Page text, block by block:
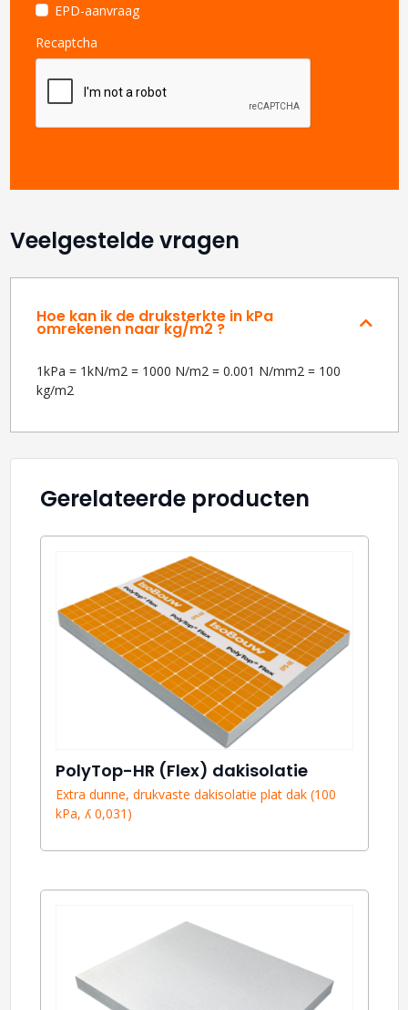
EPD-aanvraag
Recaptcha
Veelgestelde vragen
Hoe kan ik de druksterkte in kPa
omrekenen naar kg/m2 ?
1kPa = 1kN/m2 = 1000 N/m2 = 0.001 N/mm2 = 100
kg/m2
Gerelateerde producten
PolyTop-HR (Flex) dakisolatie
Extra dunne, drukvaste dakisolatie plat dak (100
kPa, ʎ 0,031)